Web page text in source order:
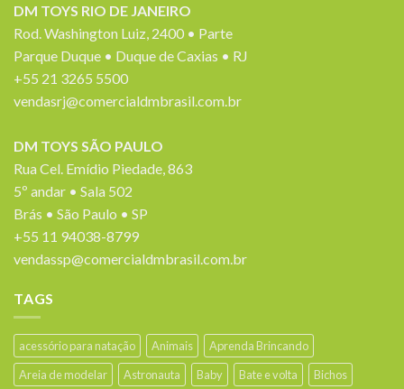
DM TOYS RIO DE JANEIRO
Rod. Washington Luiz, 2400 • Parte
Parque Duque • Duque de Caxias • RJ
+55 21 3265 5500
vendasrj@comercialdmbrasil.com.br
DM TOYS SÃO PAULO
Rua Cel. Emídio Piedade, 863
5º andar • Sala 502
Brás • São Paulo • SP
+55 11 94038-8799
vendassp@comercialdmbrasil.com.br
TAGS
acessório para natação Animais
Aprenda Brincando
Areia de modelar
Astronauta Baby Bate e volta
Bichos